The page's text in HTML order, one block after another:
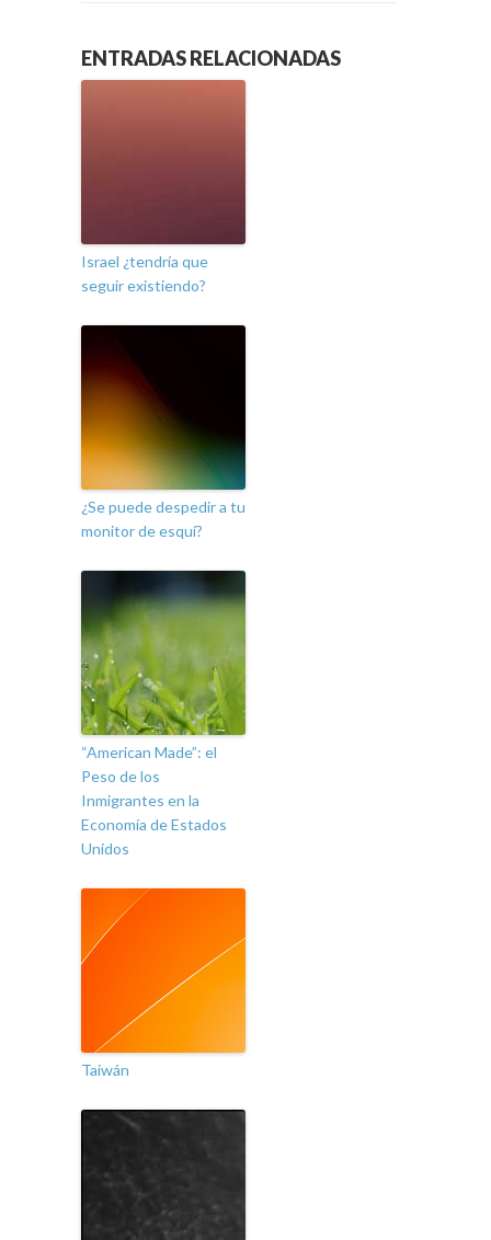
ENTRADAS RELACIONADAS
Israel ¿tendría que
seguir existiendo?
¿Se puede despedir a tu
monitor de esquí?
“American Made”: el
Peso de los
Inmigrantes en la
Economía de Estados
Unidos
Taiwán